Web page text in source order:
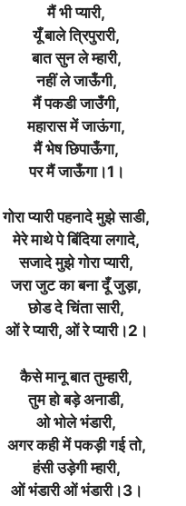
मैं भी प्यारी,
यूँ बाले त्रिपुरारी,
बात सुन ले म्हारी,
नहीं ले जाऊँगी,
मैं पकडी जाउँगी,
महारास में जाऊंगा,
मैं भेष छिपाऊँगा,
पर मैं जाऊँगा।1।
गोरा प्यारी पहनादे मुझे साडी,
मेरे माथे पे बिंदिया लगादे,
सजादे मुझे गोरा प्यारी,
जरा जुट का बना दूँ जुड़ा,
छोड दे चिंता सारी,
ओं रे प्यारी, ओं रे प्यारी।2।
कैसे मानू बात तुम्हारी,
तुम हो बड़े अनाडी,
ओ भोले भंडारी,
अगर कही में पकड़ी गई तो,
हंसी उड़ेगी म्हारी,
ओं भंडारी ओं भंडारी।3।